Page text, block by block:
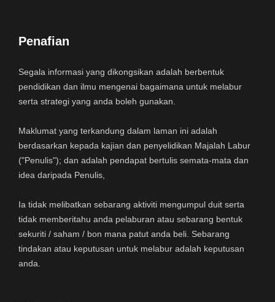
Penafian
Segala informasi yang dikongsikan adalah berbentuk
pendidikan dan ilmu mengenai bagaimana untuk melabur
serta strategi yang anda boleh gunakan.
Maklumat yang terkandung dalam laman ini adalah
berdasarkan kepada kajian dan penyelidikan Majalah Labur
("Penulis"); dan adalah pendapat bertulis semata-mata dan
idea daripada Penulis,
Ia tidak melibatkan sebarang aktiviti mengumpul duit serta
tidak memberitahu anda pelaburan atau sebarang bentuk
sekuriti / saham / bon mana patut anda beli. Sebarang
tindakan atau keputusan untuk melabur adalah keputusan
anda.